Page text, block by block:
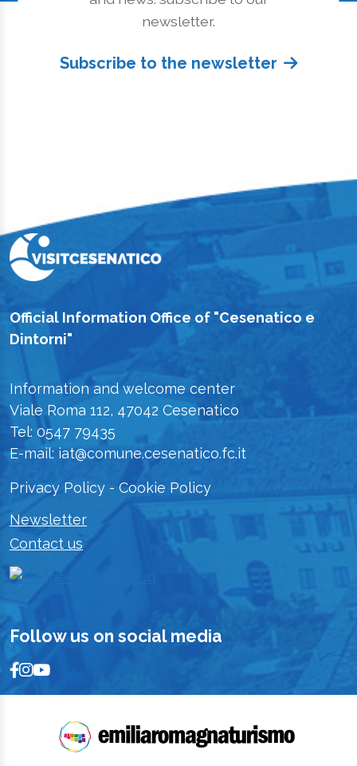
newsletter.
Subscribe to the newsletter
Official Information Office of "Cesenatico e
Dintorni"
Information and welcome center
Viale Roma 112, 47042 Cesenatico
Tel: 0547 79435
E-mail: iat@comune.cesenatico.fc.it
Privacy Policy - Cookie Policy
Newsletter
Contact us
Follow us on social media